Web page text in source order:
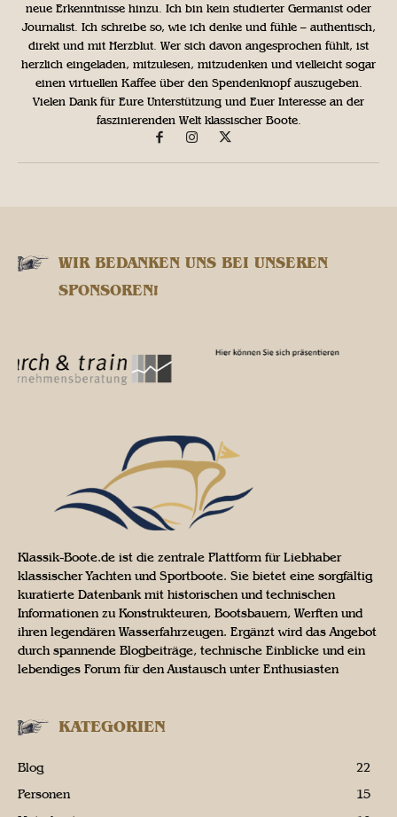
neue Erkenntnisse hinzu. Ich bin kein studierter Germanist oder
Journalist. Ich schreibe so, wie ich denke und fühle – authentisch,
direkt und mit Herzblut. Wer sich davon angesprochen fühlt, ist
herzlich eingeladen, mitzulesen, mitzudenken und vielleicht sogar
einen virtuellen Kaffee über den Spendenknopf auszugeben.
Vielen Dank für Eure Unterstützung und Euer Interesse an der
faszinierenden Welt klassischer Boote.
WIR BEDANKEN UNS BEI UNSEREN
SPONSOREN!
Klassik-Boote.de ist die zentrale Plattform für Liebhaber
klassischer Yachten und Sportboote. Sie bietet eine sorgfältig
kuratierte Datenbank mit historischen und technischen
Informationen zu Konstrukteuren, Bootsbauern, Werften und
ihren legendären Wasserfahrzeugen. Ergänzt wird das Angebot
durch spannende Blogbeiträge, technische Einblicke und ein
lebendiges Forum für den Austausch unter Enthusiasten
KATEGORIEN
Blog
22
Personen
15